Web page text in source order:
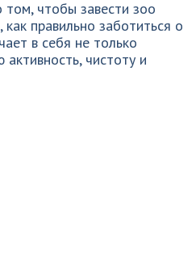
том, чтобы завести зоо
правильно заботиться о
в себя не только
чистоту и